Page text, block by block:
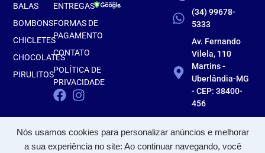
Nós usamos cookies para personalizar anúncios e melhorar
a sua experiência no site: Ao continuar navegando, você
ENTREGAS
FORMAS DE
PAGAMENTO
CONTATO
POLÍTICA DE
PRIVACIDADE
BALAS
BOMBONS
CHICLETES
CHOCOLATES
PIRULITOS
(34) 99678-
5333
Av. Fernando
Vilela, 110
Martins -
Uberlândia-MG
- CEP: 38400-
456